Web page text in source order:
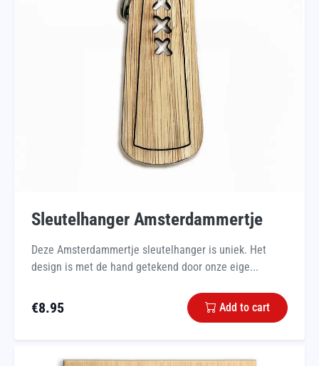
Sleutelhanger Amsterdammertje
Deze Amsterdammertje sleutelhanger is uniek. Het
design is met de hand getekend door onze eige...
€8.95 Add to cart